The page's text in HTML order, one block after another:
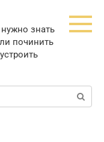
знать
починить